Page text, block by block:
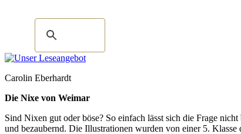
Carolin Eberhardt
Die Nixe von Weimar
Sind Nixen gut oder böse? So einfach lässt sich die Frage
und bezaubernd. Die Illustrationen wurden von einer 5.